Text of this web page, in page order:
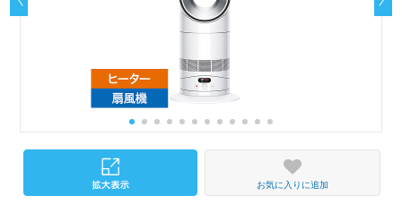
お気に入りに追加